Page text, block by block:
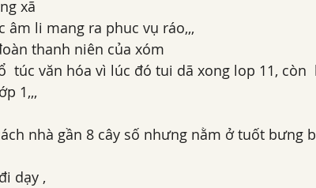
xã
âm li mang ra phuc vụ ráo,,,
thanh niên của xóm
túc văn hóa vì lúc đó tui dã xong lop 11, còn
1,,,
nhà gần 8 cây số nhưng nằm ở tuốt bưng
dạy ,